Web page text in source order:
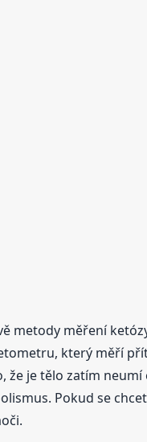
metody měření
který měří
je tělo zatím
Pokud se